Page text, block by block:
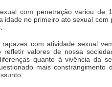
com penetração variou de
idade no primeiro ato sexual com
com atividade sexual
refletir valores de nossa
quanto à vivência da
mais constrangimento